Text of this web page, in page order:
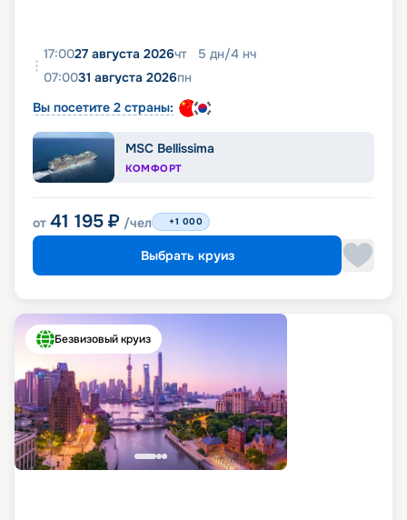
17:0027 августа 2026чт 5 дн/4 нч
07:0031 августа 2026пн
Вы посетите 2 страны:
MSC Bellissima
КОМФОРТ
от 41 195 ₽ /чел +1 000
Выбрать круиз
Безвизовый круиз